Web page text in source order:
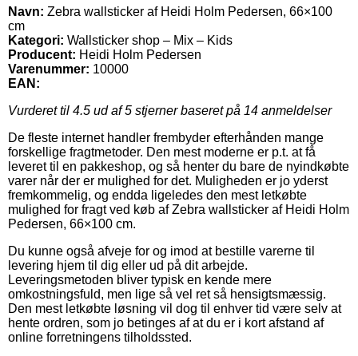
Navn: Zebra wallsticker af Heidi Holm Pedersen, 66×100
cm
Kategori: Wallsticker shop – Mix – Kids
Producent: Heidi Holm Pedersen
Varenummer: 10000
EAN:
Vurderet til 4.5 ud af 5 stjerner baseret på 14 anmeldelser
De fleste internet handler frembyder efterhånden mange
forskellige fragtmetoder. Den mest moderne er p.t. at få
leveret til en pakkeshop, og så henter du bare de nyindkøbte
varer når der er mulighed for det. Muligheden er jo yderst
fremkommelig, og endda ligeledes den mest letkøbte
mulighed for fragt ved køb af Zebra wallsticker af Heidi Holm
Pedersen, 66×100 cm.
Du kunne også afveje for og imod at bestille varerne til
levering hjem til dig eller ud på dit arbejde.
Leveringsmetoden bliver typisk en kende mere
omkostningsfuld, men lige så vel ret så hensigtsmæssig.
Den mest letkøbte løsning vil dog til enhver tid være selv at
hente ordren, som jo betinges af at du er i kort afstand af
online forretningens tilholdssted.